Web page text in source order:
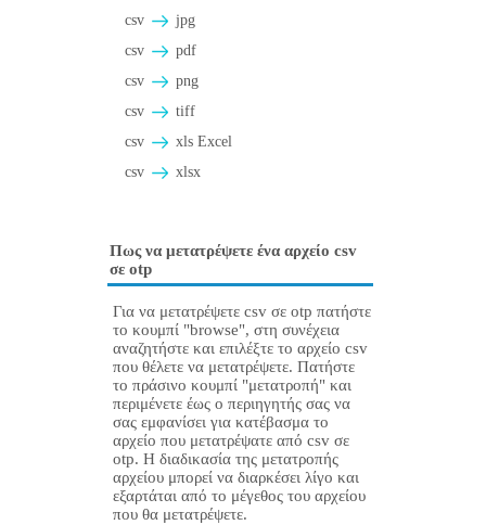
csv
jpg
csv
pdf
csv
png
csv
tiff
csv
xls Excel
csv
xlsx
Πως να μετατρέψετε ένα αρχείο csv
σε otp
Για να μετατρέψετε csv σε otp πατήστε
το κουμπί "browse", στη συνέχεια
αναζητήστε και επιλέξτε το αρχείο csv
που θέλετε να μετατρέψετε. Πατήστε
το πράσινο κουμπί "μετατροπή" και
περιμένετε έως ο περιηγητής σας να
σας εμφανίσει για κατέβασμα το
αρχείο που μετατρέψατε από csv σε
otp. Η διαδικασία της μετατροπής
αρχείου μπορεί να διαρκέσει λίγο και
εξαρτάται από το μέγεθος του αρχείου
που θα μετατρέψετε.